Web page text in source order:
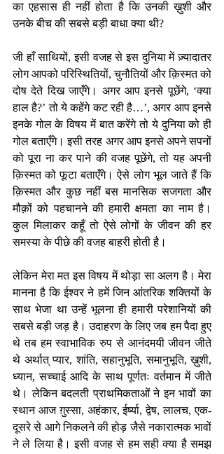
का एहसास ही नहीं होता है कि उनकी ख़ुशी और
उनके बीच की सबसे बड़ी बाधा क्या थी?
जी हाँ साथियों, इसी वजह से इस दुनिया में ज़्यादातर
लोग आपको परिस्थितियों, चुनौतियों और क़िस्मत को
दोष देते दिख जाएँगे। अगर आप इनसे पूछेंगे, ‘क्या
हाल है?’ तो ये कहेंगे कट रही है…’, अगर आप इनसे
इनके गोल के विषय में बात करेंगे तो ये दुनिया को ही
गोल बताएँगे। इसी तरह अगर आप इनसे अपने सपनों
को पूरा ना कर पाने की वजह पूछेंगे, तो यह अपनी
क़िस्मत को फूटा बताएँगे। ऐसे लोग भूल जाते हैं कि
क़िस्मत और कुछ नहीं बस मानसिक सजगता और
मौक़ों को पहचानने की हमारी क्षमता का नाम है।
कुल मिलाकर कहूँ तो ऐसे लोगों के जीवन की हर
समस्या के पीछे की वजह बाहरी होती है।
लेकिन मेरा मत इस विषय में थोड़ा सा अलग है। मेरा
मानना है कि ईश्वर ने हमें जिन आंतरिक शक्तियों के
साथ भेजा था उन्हें भूलना ही हमारी परेशानियों की
सबसे बड़ी जड़ है। उदाहरण के लिए जब हम पैदा हुए
थे तब हम स्वाभाविक रुप से आनंदमयी जीवन जीते
थे अर्थात् प्यार, शांति, सहानुभूति, समानुभूति, ख़ुशी,
ध्यान, सच्चाई आदि के साथ पूर्णतः वर्तमान में जीते
थे। लेकिन बदलती प्राथमिकताओं ने इन भावों का
स्थान आज ग़ुस्सा, अहंकार, ईर्ष्या, द्वेष, लालच, एक-
दूसरे से आगे निकलने की होड़ जैसे नकारात्मक भावों
ने ले लिया है। इसी वजह से हम सही क्या है समझ